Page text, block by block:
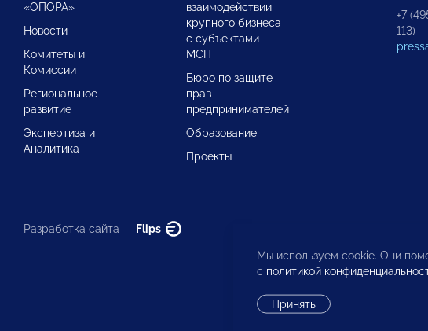
«ОПОРА»
Новости
Комитеты и
Комиссии
Региональное
развитие
Экспертиза и
Аналитика
взаимодействии
крупного бизнеса
с субъектами
МСП
Бюро по защите
прав
предпринимателей
Образование
Проекты
Разработка сайта — Flips
+7
113)
Мы используем cookie. Они
с политикой
Принять